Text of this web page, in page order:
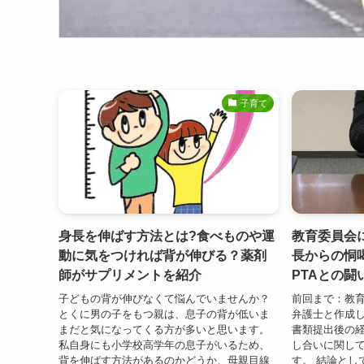
子育て
身長を伸ばす方法とは?食べものや運
動に気をつければ背が伸びる？薬剤
師がサプリメントを紹介
子どもの背が伸びなくて悩んでいませんか？
とくに男の子をもつ親は、息子の背が低いま
まだと気になってくる方が多いと思います。
私自身にも小学校高学年の息子がいるため、
背を伸ばす方法があるのかどうか、母親目線
教育委員会
長からの恫
PTAとの闘
前回まで：教
弁護士と作成
書類提出後の
し合いに関し
す。 結論とし